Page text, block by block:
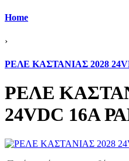
Home
›
ΡΕΛΕ ΚΑΣΤΑΝΙΑΣ 2028
ΡΕΛΕ
24VDC 16Α